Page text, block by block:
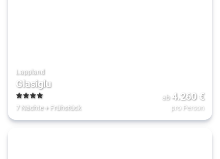
Lappland
Glasiglu
4
7 Nächte+ Frühstück
ab 4.260€
pro Person